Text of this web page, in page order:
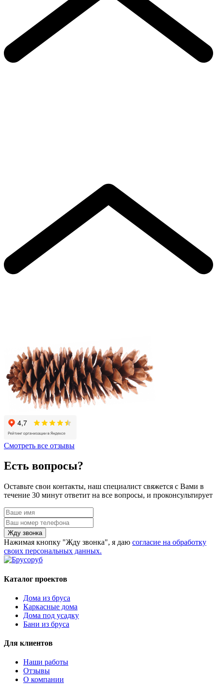
Смотреть все отзывы
Есть вопросы?
Оставьте свои контакты, наш специалист свяжется с Вами в
течение 30 минут ответит на все вопросы, и проконсультирует
Жду звонка
Нажимая кнопку "Жду звонка", я даю согласие на обработку
своих персональных данных.
Каталог проектов
Дома из бруса
Каркасные дома
Дома под усадку
Бани из бруса
Для клиентов
Наши работы
Отзывы
О компании